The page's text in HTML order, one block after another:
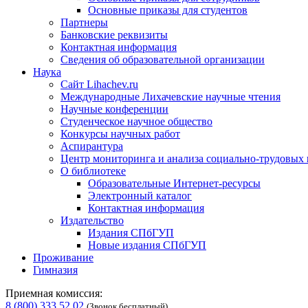
Основные приказы для студентов
Партнеры
Банковские реквизиты
Контактная информация
Сведения об образовательной организации
Наука
Сайт Lihachev.ru
Международные Лихачевские научные чтения
Научные конференции
Студенческое научное общество
Конкурсы научных работ
Аспирантура
Центр мониторинга и анализа социально-трудовых
О библиотеке
Образовательные Интернет-ресурсы
Электронный каталог
Контактная информация
Издательство
Издания СПбГУП
Новые издания СПбГУП
Проживание
Гимназия
Приемная комиссия:
8 (800) 333 52 02